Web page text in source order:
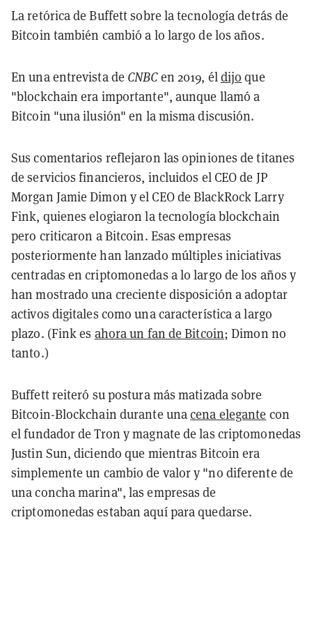
La retórica de Buffett sobre la tecnología detrás de
Bitcoin también cambió a lo largo de los años.
En una entrevista de CNBCen 2019, éldijo que
"blockchain era importante", aunque llamó a
Bitcoin "una ilusión" en la misma discusión.
Sus comentarios reflejaron las opiniones de titanes
de servicios financieros, incluidos el CEO de JP
Morgan Jamie Dimon y el CEO de BlackRock Larry
Fink, quienes elogiaron la tecnología blockchain
pero criticaron a Bitcoin. Esas empresas
posteriormente han lanzado múltiples iniciativas
centradas en criptomonedas a lo largo de los años y
han mostrado una creciente disposición a adoptar
activos digitales como una característica a largo
plazo. (Fink es ahora un fan de Bitcoin; Dimon no
tanto.)
Buffett reiteró su postura más matizada sobre
Bitcoin-Blockchain durante unacena elegante con
el fundador de Tron y magnate de las criptomonedas
Justin Sun, diciendo que mientras Bitcoin era
simplemente un cambio de valor y "no diferente de
una concha marina", las empresas de
criptomonedas estaban aquí para quedarse.